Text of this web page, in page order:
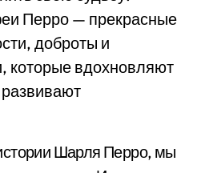
Перро — прекрасные
доброты и
которые вдохновляют
Шарля Перро, мы